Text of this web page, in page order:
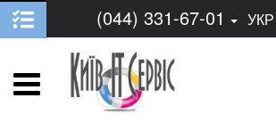
(044) 331-67-01 УКР